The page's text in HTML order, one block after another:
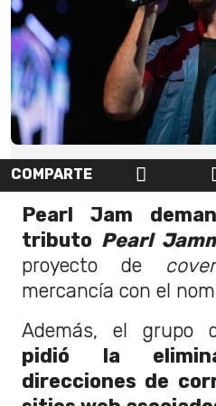
COMPARTE
Pearl Jam
tributo Pearl
proyecto de
mercancía con el
Además, el grupo
pidió la
direcciones de